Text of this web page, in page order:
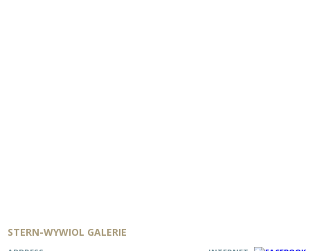
STERN-WYWIOL GALERIE